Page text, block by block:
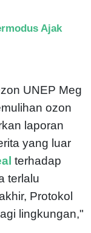
Ajak
UNEP Meg
ozon
laporan
yang luar
terhadap
terlalu
Protokol
lingkungan,"